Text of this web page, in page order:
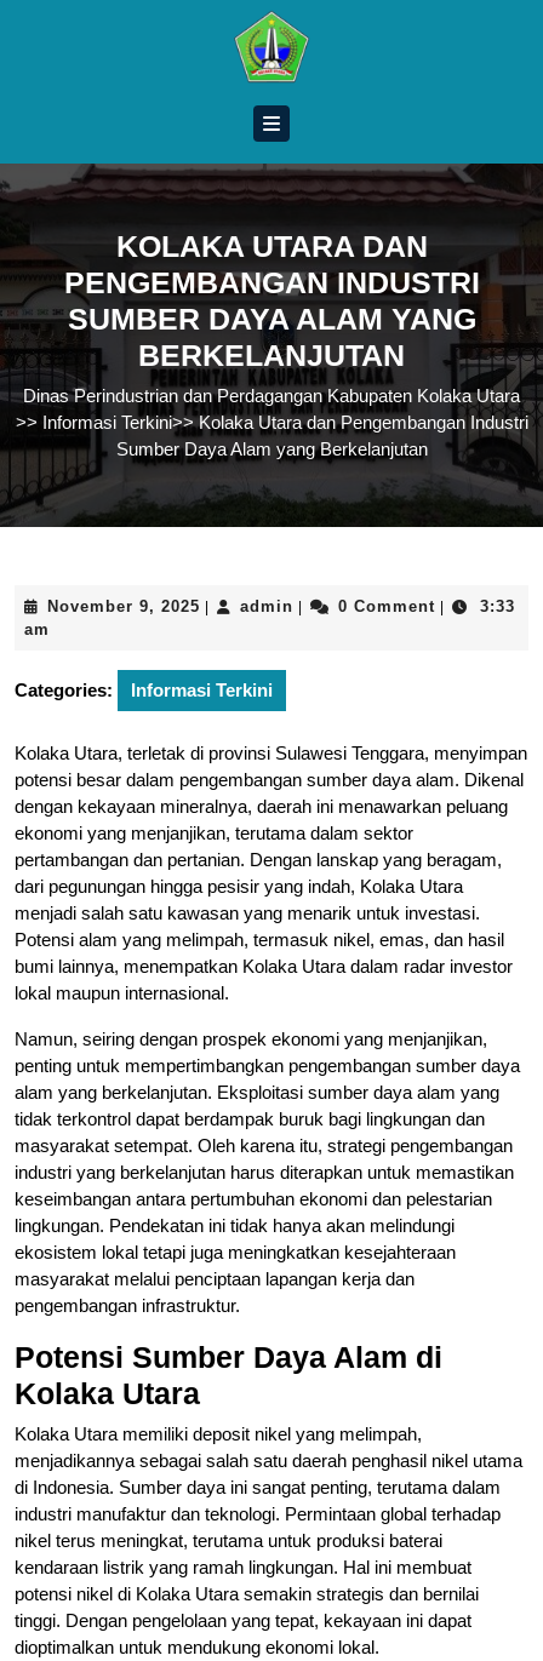
KOLAKA UTARA DAN
PENGEMBANGAN INDUSTRI
SUMBER DAYA ALAM YANG
BERKELANJUTAN
Dinas Perindustrian dan Perdagangan Kabupaten Kolaka Utara
>> Informasi Terkini>>Kolaka Utara dan Pengembangan Industri
Sumber Daya Alam yang Berkelanjutan
November 9, 2025 November
admin admin0 Comment
3:33
am
Categories: Informasi Terkini
Kolaka Utara, terletak di provinsi Sulawesi Tenggara, menyimpan
potensi besar dalam pengembangan sumber daya alam. Dikenal
dengan kekayaan mineralnya, daerah ini menawarkan peluang
ekonomi yang menjanjikan, terutama dalam sektor
pertambangan dan pertanian. Dengan lanskap yang beragam,
dari pegunungan hingga pesisir yang indah, Kolaka Utara
menjadi salah satu kawasan yang menarik untuk investasi.
Potensi alam yang melimpah, termasuk nikel, emas, dan hasil
bumi lainnya, menempatkan Kolaka Utara dalam radar investor
lokal maupun internasional.
Namun, seiring dengan prospek ekonomi yang menjanjikan,
penting untuk mempertimbangkan pengembangan sumber daya
alam yang berkelanjutan. Eksploitasi sumber daya alam yang
tidak terkontrol dapat berdampak buruk bagi lingkungan dan
masyarakat setempat. Oleh karena itu, strategi pengembangan
industri yang berkelanjutan harus diterapkan untuk memastikan
keseimbangan antara pertumbuhan ekonomi dan pelestarian
lingkungan. Pendekatan ini tidak hanya akan melindungi
ekosistem lokal tetapi juga meningkatkan kesejahteraan
masyarakat melalui penciptaan lapangan kerja dan
pengembangan infrastruktur.
Potensi Sumber Daya Alam di
Kolaka Utara
Kolaka Utara memiliki deposit nikel yang melimpah,
menjadikannya sebagai salah satu daerah penghasil nikel utama
di Indonesia. Sumber daya ini sangat penting, terutama dalam
industri manufaktur dan teknologi. Permintaan global terhadap
nikel terus meningkat, terutama untuk produksi baterai
kendaraan listrik yang ramah lingkungan. Hal ini membuat
potensi nikel di Kolaka Utara semakin strategis dan bernilai
tinggi. Dengan pengelolaan yang tepat, kekayaan ini dapat
dioptimalkan untuk mendukung ekonomi lokal.